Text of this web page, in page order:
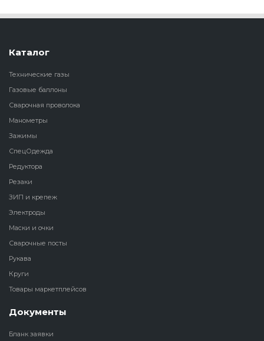
Каталог
Технические газы
Газовые баллоны
Сварочная проволока
Манометры
Зажимы
СпецОдежда
Редуктора
Резаки
ЗИП и крепеж
Электроды
Маски и очки
Сварочные посты
Рукава
Круги
Товары маркетплейсов
Документы
Бланк заявки